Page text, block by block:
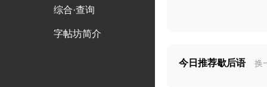
综合·查询
字帖坊简介
今日推荐歇后语 换